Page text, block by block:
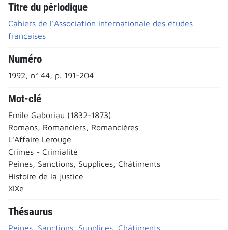
Titre du périodique
Cahiers de l'Association internationale des études
françaises
Numéro
1992, n° 44, p. 191-204
Mot-clé
Émile Gaboriau (1832-1873)
Romans, Romanciers, Romancières
L'Affaire Lerouge
Crimes - Crimialité
Peines, Sanctions, Supplices, Châtiments
Histoire de la justice
XIXe
Thésaurus
Peines, Sanctions, Supplices, Châtiments